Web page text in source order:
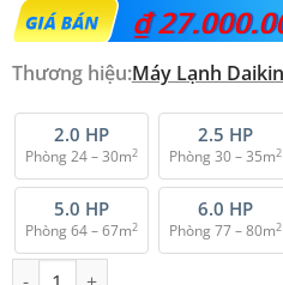
Giá
gốc
₫ 31.974.000.
₫
Thương hiệu:Máy Lạnh Daikin
2.0 HP
Phòng 24 – 30m2
2.5 HP
Phòng 30 – 35m2
5.0 HP
Phòng 64 – 67m2
6.0 HP
Phòng 77 – 80m2
Máy lạnh giấu trần ống gió